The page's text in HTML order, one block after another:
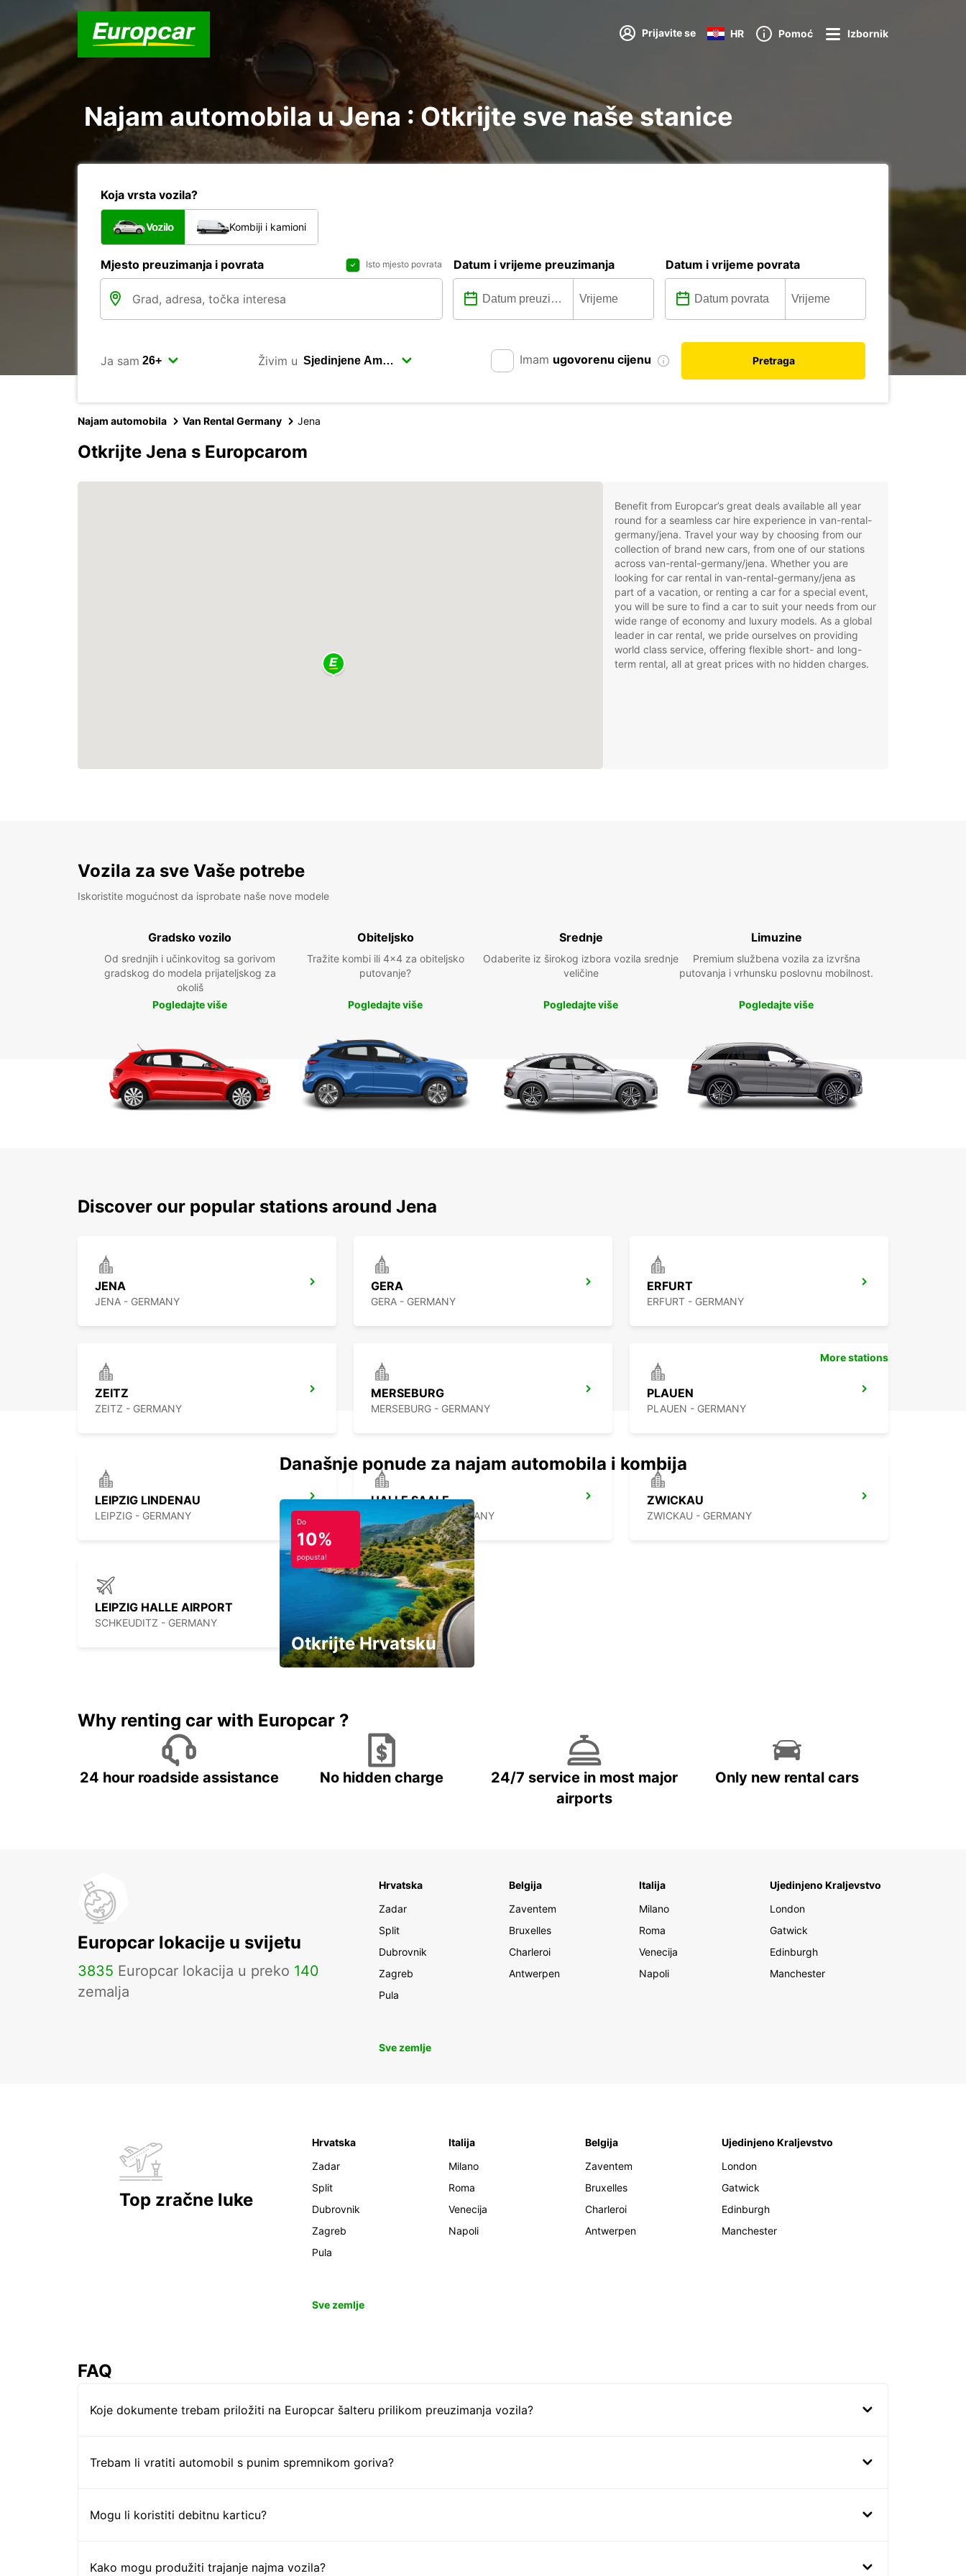
Prijavite se HR Pomoć Izbornik
Najam automobila u Jena : Otkrijte sve naše stanice
Koja vrsta vozila?
Vozilo Kombiji i kamioni
Mjesto preuzimanja i povrata Isto mjesto povrata Datum i vrijeme preuzimanja Datum i vrijeme povrata
Ja sam Živim u Imam ugovorenu cijenu Pretraga
Najam automobila Van Rental Germany Jena
Otkrijte Jena s Europcarom
Benefit from Europcar’s great deals available all year
round for a seamless car hire experience in van-rental-
germany/jena. Travel your way by choosing from our
collection of brand new cars, from one of our stations
across van-rental-germany/jena. Whether you are
looking for car rental in van-rental-germany/jena as
part of a vacation, or renting a car for a special event,
you will be sure to find a car to suit your needs from our
wide range of economy and luxury models. As a global
leader in car rental, we pride ourselves on providing
world class service, offering flexible short- and long-
term rental, all at great prices with no hidden charges.
Vozila za sve Vaše potrebe
Iskoristite mogućnost da isprobate naše nove modele
Gradsko vozilo
Od srednjih i učinkovitog sa gorivom
gradskog do modela prijateljskog za
okoliš
Pogledajte više
Obiteljsko
Tražite kombi ili 4x4 za obiteljsko
putovanje?
Pogledajte više
Srednje
Odaberite iz širokog izbora vozila srednje
veličine
Pogledajte više
Limuzine
Premium službena vozila za izvršna
putovanja i vrhunsku poslovnu mobilnost.
Pogledajte više
Discover our popular stations around Jena
JENA
JENA - GERMANY
GERA
GERA - GERMANY
ERFURT
ERFURT - GERMANY
ZEITZ
ZEITZ - GERMANY
MERSEBURG
MERSEBURG - GERMANY
PLAUEN
PLAUEN - GERMANY
LEIPZIG LINDENAU
LEIPZIG - GERMANY
HALLE SAALE
HALLE SAALE - GERMANY
ZWICKAU
ZWICKAU - GERMANY
LEIPZIG HALLE AIRPORT
SCHKEUDITZ - GERMANY
More stations
Današnje ponude za najam automobila i kombija
Do
10%
popusta!
Otkrijte Hrvatsku
Why renting car with Europcar ?
24 hour roadside assistance No hidden charge
24/7 service in most major
airports
Only new rental cars
Europcar lokacije u svijetu
3835 Europcar lokacija u preko 140
zemalja
Hrvatska
Zadar
Split
Dubrovnik
Zagreb
Pula
Belgija
Zaventem
Bruxelles
Charleroi
Antwerpen
Italija
Milano
Roma
Venecija
Napoli
Ujedinjeno Kraljevstvo
London
Gatwick
Edinburgh
Manchester
Sve zemlje
Top zračne luke
Hrvatska
Zadar
Split
Dubrovnik
Zagreb
Pula
Italija
Milano
Roma
Venecija
Napoli
Belgija
Zaventem
Bruxelles
Charleroi
Antwerpen
Ujedinjeno Kraljevstvo
London
Gatwick
Edinburgh
Manchester
Sve zemlje
FAQ
Koje dokumente trebam priložiti na Europcar šalteru prilikom preuzimanja vozila?
Trebam li vratiti automobil s punim spremnikom goriva?
Mogu li koristiti debitnu karticu?
Kako mogu produžiti trajanje najma vozila?